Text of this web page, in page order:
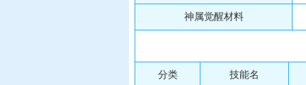
神属觉醒材料
分类 技能名